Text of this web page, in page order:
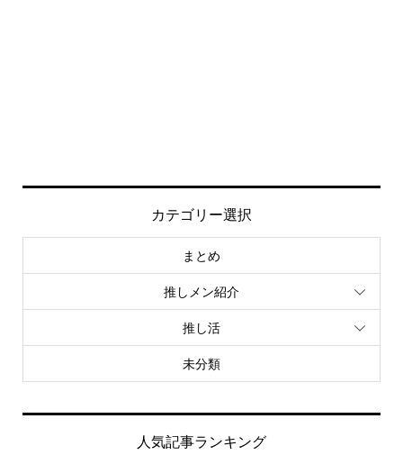
カテゴリー選択
まとめ
推しメン紹介
推し活
未分類
人気記事ランキング